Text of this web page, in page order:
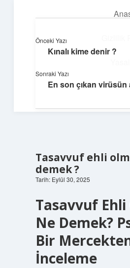
Keyifli vakit için kısa ve
Tasavvuf ehli
demek ?
Tarih: Eylül 30, 2025
Tasavvuf
Ne Demek?
Bir
İnceleme
Önceki Yazı
Kınalı kime denir ?
Sonraki Yazı
En son çıkan virüsün